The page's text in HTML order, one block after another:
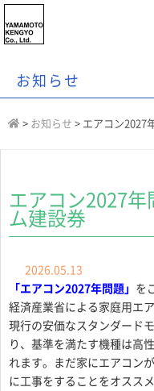
お知らせ
> お知らせ > エアコン2027
エアコン2027
ム建設券
2026.05.13
「エアコン2027年問題」 を
経済産業省による家庭用エ
現行の安価なスタンダード
り、基準を満たす機種は高
れます。まだ家にエアコン
に工事をすることをオスス